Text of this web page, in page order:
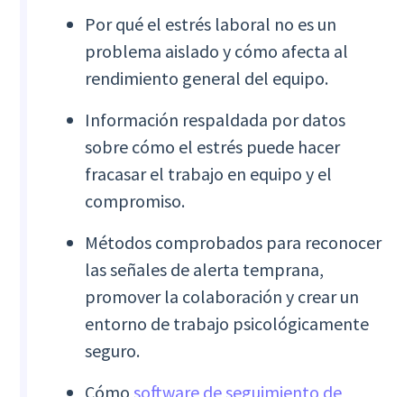
Por qué el estrés laboral no es un
problema aislado y cómo afecta al
rendimiento general del equipo.
Información respaldada por datos
sobre cómo el estrés puede hacer
fracasar el trabajo en equipo y el
compromiso.
Métodos comprobados para reconocer
las señales de alerta temprana,
promover la colaboración y crear un
entorno de trabajo psicológicamente
seguro.
Cómosoftware de seguimiento de